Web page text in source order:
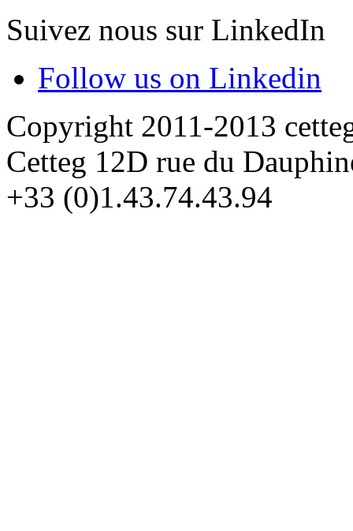
Suivez nous sur LinkedIn
Follow us on Linkedin
Copyright 2011-2013
Cetteg 12D rue du
+33 (0)1.43.74.43.94